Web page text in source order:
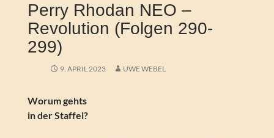
Perry Rhodan NEO –
Revolution (Folgen 290-
299)
9. APRIL 2023 UWE WEBEL
Worum gehts
in der Staffel?